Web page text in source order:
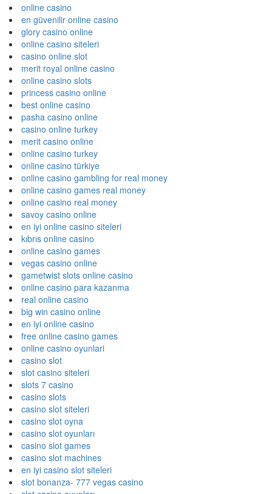
online casino
en güvenilir online casino
glory casino online
online casino siteleri
casino online slot
merit royal online casino
online casino slots
princess casino online
best online casino
pasha casino online
casino online turkey
merit casino online
online casino turkey
online casino türkiye
online casino gambling for real money
online casino games real money
online casino real money
savoy casino online
en iyi online casino siteleri
kıbrıs online casino
online casino games
vegas casino online
gametwist slots online casino
online casino para kazanma
real online casino
big win casino online
en iyi online casino
free online casino games
online casino oyunlari
casino slot
slot casino siteleri
slots 7 casino
casino slots
casino slot siteleri
casino slot oyna
casino slot oyunları
casino slot games
casino slot machines
en iyi casino slot siteleri
slot bonanza- 777 vegas casino